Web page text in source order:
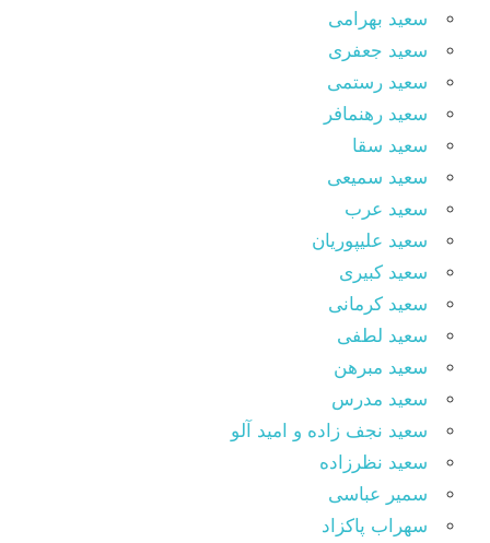
سعید بهرامی
سعید جعفری
سعید رستمی
سعید رهنمافر
سعید سقا
سعید سمیعی
سعید عرب
سعید علیپوریان
سعید کبیری
سعید کرمانی
سعید لطفی
سعید مبرهن
سعید مدرس
سعید نجف زاده و امید آلو
سعید نظرزاده
سمیر عباسی
سهراب پاکزاد